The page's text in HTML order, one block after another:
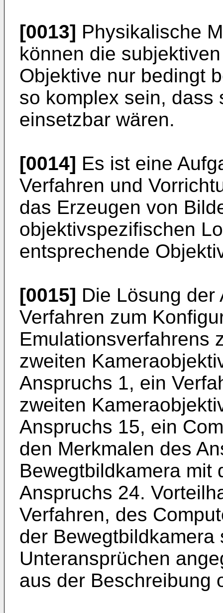
[0013] Physikalische
können die
Objektive nur bedingt
so komplex sein, dass
einsetzbar wären.
[0014] Es ist eine
Verfahren und
das Erzeugen von
objektivspezifischen
entsprechende
[0015] Die Lösung der
Verfahren zum
Emulationsverfahrens
zweiten
Anspruchs 1, ein
zweiten
Anspruchs 15, ein
den Merkmalen des
Bewegtbildkamera mit
Anspruchs 24.
Verfahren, des
der Bewegtbildkamera
Unteransprüchen
aus der Beschreibung